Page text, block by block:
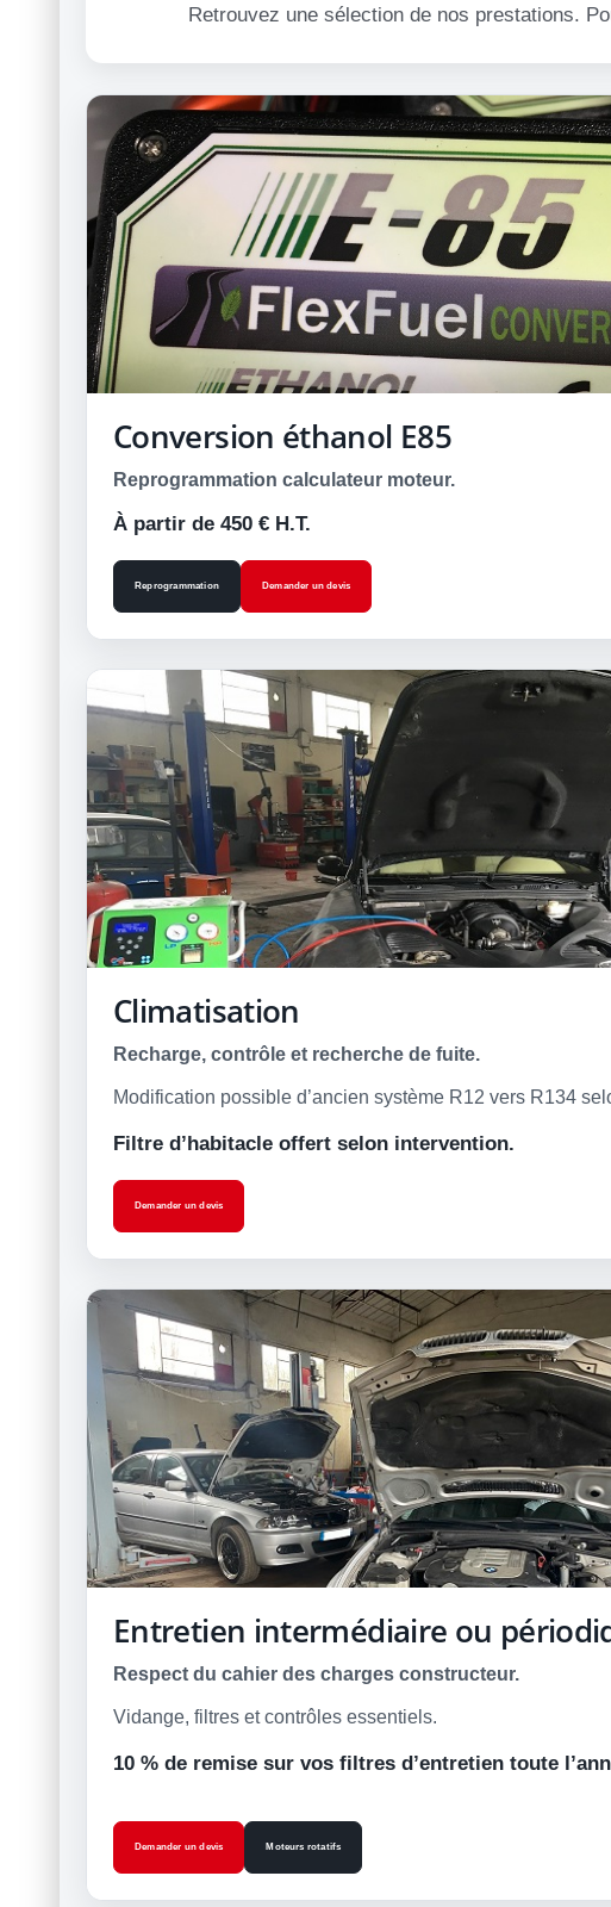
Retrouvez une sélection de nos prestations.
Conversion éthanol E85
Reprogrammation calculateur moteur.
À partir de 450 € H.T.
Reprogrammation Demander un devis
Climatisation
Recharge, contrôle et recherche de fuite.
Modification possible d’ancien système R12 vers R134
Filtre d’habitacle offert selon intervention.
Demander un devis
Entretien intermédiaire ou
Respect du cahier des charges constructeur.
Vidange, filtres et contrôles essentiels.
10 % de remise sur vos filtres d’entretien toute
Demander un devis Moteurs rotatifs